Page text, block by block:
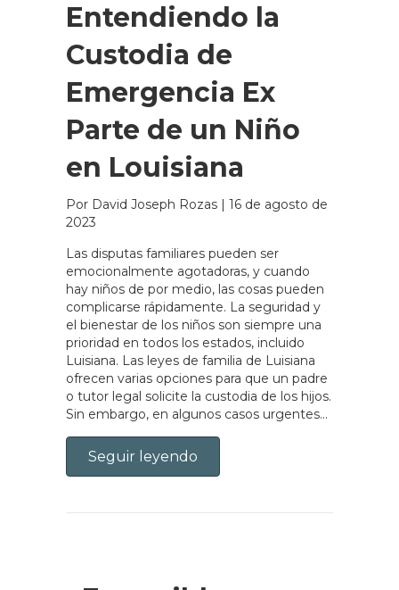
Entendiendo la
Custodia de
Emergencia Ex
Parte de un Niño
en Louisiana
Por David Joseph Rozas
16 de agosto de
2023
Las disputas familiares pueden ser
emocionalmente agotadoras, y cuando
hay niños de por medio, las cosas pueden
complicarse rápidamente. La seguridad y
el bienestar de los niños son siempre una
prioridad en todos los estados, incluido
Luisiana. Las leyes de familia de Luisiana
ofrecen varias opciones para que un padre
o tutor legal solicite la custodia de los hijos.
Sin embargo, en algunos casos urgentes...
Seguir leyendo